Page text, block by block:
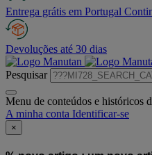
Entrega grátis em Portugal
Devoluções até 30 dias
Pesquisar
Menu de conteúdos e históricos
A minha conta Identificar-se
×